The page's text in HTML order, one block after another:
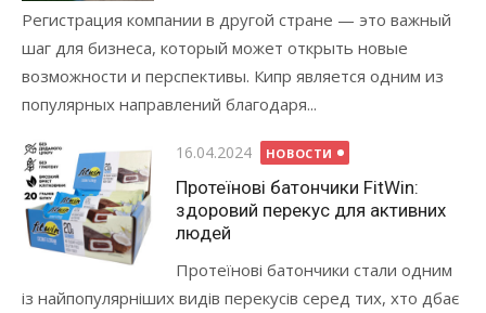
Регистрация компании в другой стране — это важный
шаг для бизнеса, который может открыть новые
возможности и перспективы. Кипр является одним из
популярных направлений благодаря...
Опубликовано
16.04.2024 НОВОСТИ
Протеїнові батончики FitWin:
здоровий перекус для активних
людей
Протеїнові батончики стали одним
із найпопулярніших видів перекусів серед тих, хто дбає